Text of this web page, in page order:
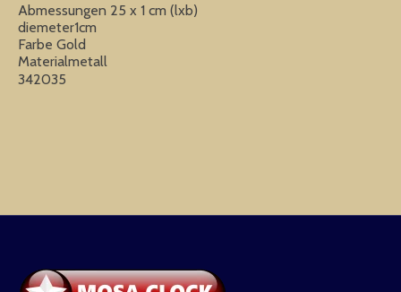
Abmessungen 25 x 1 cm (lxb)
diemeter1cm
Farbe Gold
Materialmetall
342035